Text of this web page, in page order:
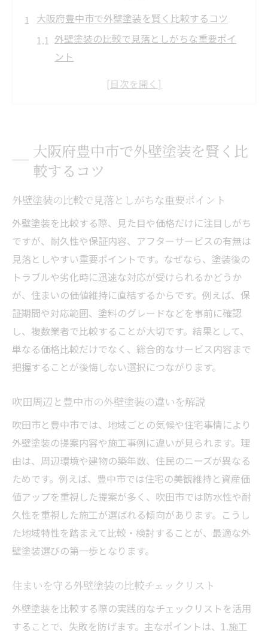
大阪府豊中市で外壁塗装を賢く比較するコツ
外壁塗装の比較で見落としがちな重要ポイ
ント
吹田周辺と豊中市の外壁塗装の違いを解説
ペイント業者比較で失敗しないコツ
外壁塗装の比較で理想の住まいを実現
外壁塗装選びで失敗しない豊中市のポイント
外壁塗装の選び方で後悔しないために
豊中で安心できる外壁塗装業者の特徴
外壁塗装の口コミや評判の見極め方
住まいの資産価値を守る外壁塗装の選択基
準
吹田・豊中で比較したいペイントの違い
外壁塗装選びのよくある失敗例と対策
費用と品質から見る外壁塗装の最適解
説
吹田と比較して分かる外壁塗装の費用目安
見積もり比較で分かる外壁塗装の重要ポイ
ント
高品質な外壁塗装の費用を抑える方法
外壁塗装の費用と品質で後悔しない選び方
助成金活用で外壁塗装費用を抑える方法
豊中市で外壁塗装助成金の有無と申請方法
助成金活用で外壁塗装費用を賢く節約
大阪府豊中市で外壁塗装を賢く比
較するコツ
外壁塗装の比較で見落としがちな重要ポイント
外壁塗装を比較する際、見た目や価格だけに注目しがち
ですが、耐久性や保証内容、アフターサービスの有無は
見落としやすい重要ポイントです。なぜなら、塗装後の
トラブルや劣化時に迅速な対応が受けられるかどうか
が、住まいの価値維持に直結するからです。例えば、保
証期間や対応範囲、塗料のグレードなどを事前に確認
し、複数業者で比較することが大切です。結果として、
単なる価格比較だけでなく、総合的なサービス内容まで
把握することが後悔しない選択につながります。
吹田周辺と豊中市の外壁塗装の違いを解説
吹田市と豊中市では、地域ごとの気候や住宅事情により
外壁塗装の提案内容や施工事例に違いが見られます。理
由は、周辺環境や建物の築年数、住民のニーズが異なる
ためです。例えば、豊中市では住宅の美観維持と資産価
値アップを重視した提案が多く、吹田市では防水性や耐
久性を重視した施工が選ばれる傾向があります。こうし
た地域特性を踏まえて比較・検討することが、最適な外
壁塗装選びの第一歩となります。
住まいを守る外壁塗装の比較チェックリスト
外壁塗装を比較する際の実践的なチェックリストを活用
することで、失敗を防げます。主なポイントは、1.施工